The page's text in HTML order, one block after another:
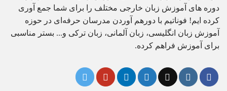
دوره های آموزش زبان خارجی مختلف را برای شما جمع آوری
کرده ایم! فوناتیم با دورهم آوردن مدرسان حرفه‌ای در حوزه
آموزش زبان انگلیسی، زبان آلمانی، زبان ترکی و... بستر مناسبی
برای آموزش فراهم کرده.